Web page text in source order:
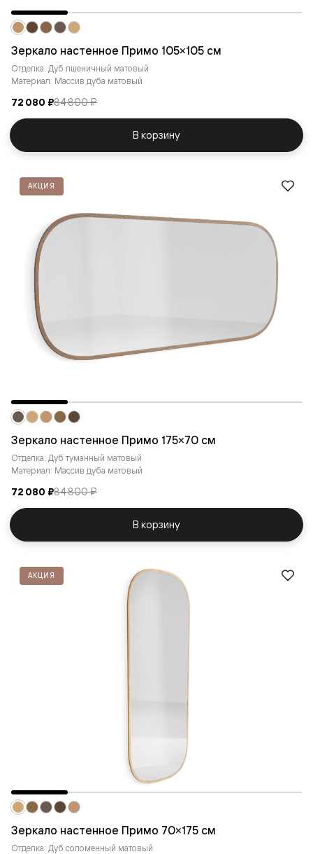
Зеркало настенное Примо 105×105 см
Отделка: Дуб пшеничный матовый
Материал: Массив дуба матовый
72 080 ₽84 800 ₽
В корзину
АКЦИЯ
Зеркало настенное Примо 175×70 см
Отделка: Дуб туманный матовый
Материал: Массив дуба матовый
72 080 ₽84 800 ₽
В корзину
АКЦИЯ
Зеркало настенное Примо 70×175 cм
Отделка: Дуб соломенный матовый